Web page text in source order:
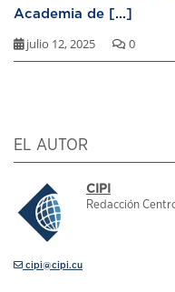
Academia de [...]
julio 12, 2025 0
EL AUTOR
CIPI
Redacción
cipi@cipi.cu